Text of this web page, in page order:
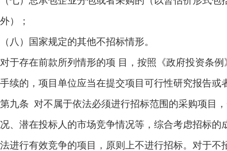
外）；
（八）国家规定的其他不招标情形。
对于存在前款所列情形的项 目，按照《政府投资条
手续的，项目单位应当在提交项目可行性研究报告
第九条 对不属于依法必须进行招标范围的采购项目
况、潜在投标人的市场竞争情况等，综合考虑招标
法进行有效竞争的项目，原则上不进行招标。对于